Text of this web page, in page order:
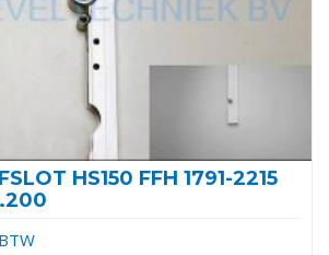
HS150 FFH 1791-2215